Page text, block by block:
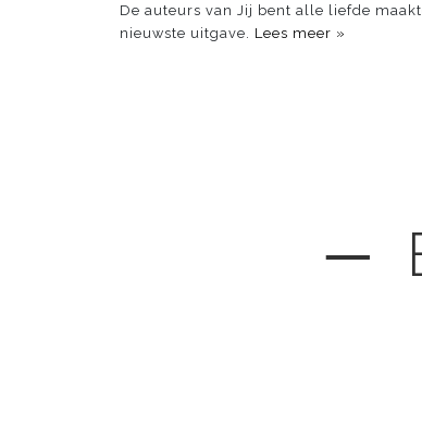
De auteurs van Jij bent alle liefde
nieuwste uitgave. Lees meer »
─